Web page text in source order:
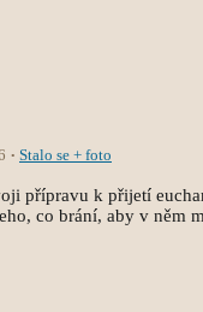
Stalo se + foto
přípravu k přijetí
co brání, aby v něm